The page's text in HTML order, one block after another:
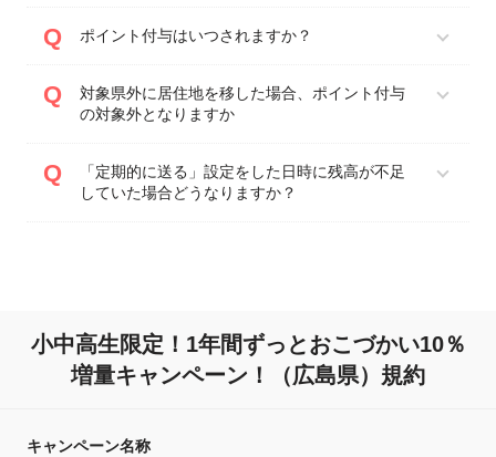
ポイント付与はいつされますか？
対象県外に居住地を移した場合、ポイント付与
の対象外となりますか
「定期的に送る」設定をした日時に残高が不足
していた場合どうなりますか？
小中高生限定！1年間ずっとおこづかい10％
増量キャンペーン！（広島県）規約
キャンペーン名称